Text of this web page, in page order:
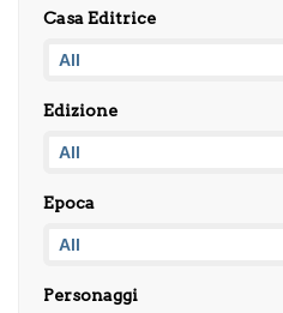
Casa Editrice
Edizione
Epoca
Personaggi